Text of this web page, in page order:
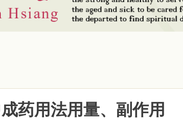
药用法用量、副作用